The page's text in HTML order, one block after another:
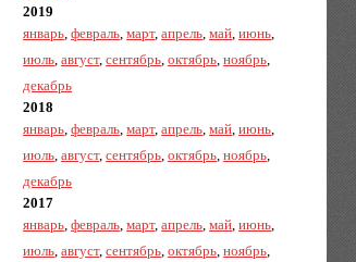
2019
январь,февраль,март,апрель,май,июнь,
июль,август,сентябрь,октябрь,ноябрь,
декабрь
2018
январь,февраль,март,апрель,май,июнь,
июль,август,сентябрь,октябрь,ноябрь,
декабрь
2017
январь,февраль,март,апрель,май,июнь,
июль,август,сентябрь,октябрь,ноябрь,